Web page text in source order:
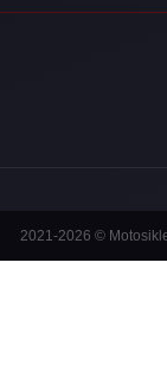
2021-2026 ©